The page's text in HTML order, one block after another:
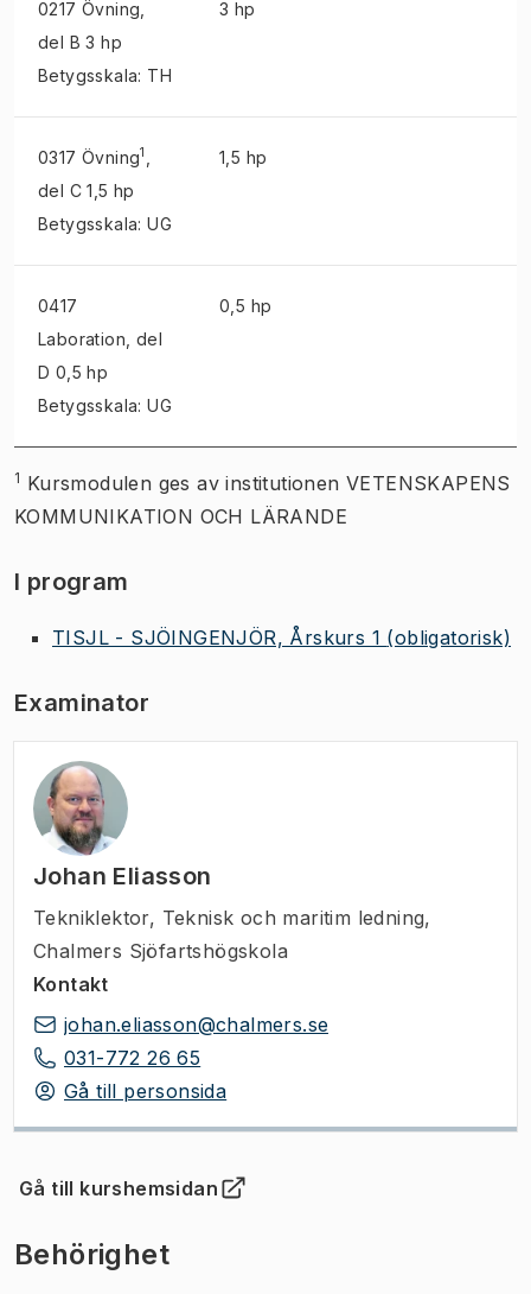
0217 Övning
del B 3 hp
Betygsskala: TH
3 hp
0317 Övning1
del C 1,5 hp
Betygsskala: UG
1,5 hp
0417
Laboration , del
D 0,5 hp
Betygsskala: UG
0,5 hp
1 Kursmodulen ges av institutionen VETENSKAPENS
KOMMUNIKATION OCH LÄRANDE
I program
TISJL - SJÖINGENJÖR, Årskurs 1 (obligatorisk)
Examinator
Johan Eliasson
Tekniklektor, Teknisk och maritim ledning,
Chalmers Sjöfartshögskola
Kontakt
johan.eliasson@chalmers.se
031-772 26 65
Gå till personsida
Gå till kurshemsidan
(Öppnas i ny flik)
Behörighet